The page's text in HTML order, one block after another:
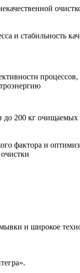
и стабильность
процессов,
200 кг очищаемых
фактора и
и широкое